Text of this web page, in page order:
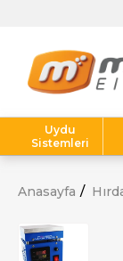
Uydu
Sistemleri
Anasayfa